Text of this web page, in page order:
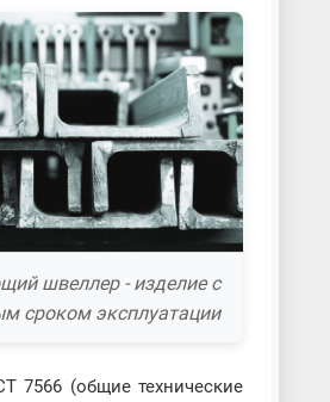
швеллер - изделие с
сроком эксплуатации
7566 (общие технические